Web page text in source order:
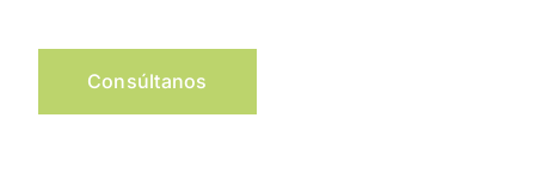
Consúltanos